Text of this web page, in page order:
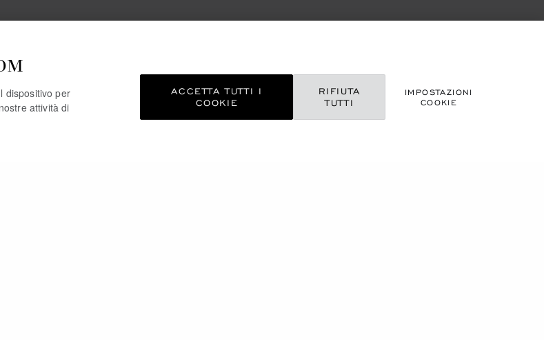
dispositivo per
attività di
IMPOSTAZIONI
COOKIE
RIFIUTA
TUTTI
ACCETTA TUTTI I
COOKIE